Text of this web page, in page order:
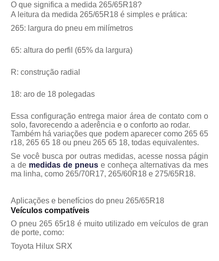
O que significa a medida 265/65R18?
A leitura da medida 265/65R18 é simples e prática:
265: largura do pneu em milímetros
65: altura do perfil (65% da largura)
R: construção radial
18: aro de 18 polegadas
Essa configuração entrega maior área de contato com o
solo, favorecendo a aderência e o conforto ao rodar.
Também há variações que podem aparecer como 265 65
r18, 265 65 18 ou pneu 265 65 18, todas equivalentes.
Se você busca por outras medidas, acesse nossa págin
a de medidas de pneus e conheça alternativas da mes
ma linha, como 265/70R17, 265/60R18 e 275/65R18.
Aplicações e benefícios do pneu 265/65R18
Veículos compatíveis
O pneu 265 65r18 é muito utilizado em veículos de gran
de porte, como:
Toyota Hilux SRX